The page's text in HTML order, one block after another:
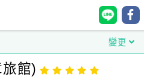
變更
館)